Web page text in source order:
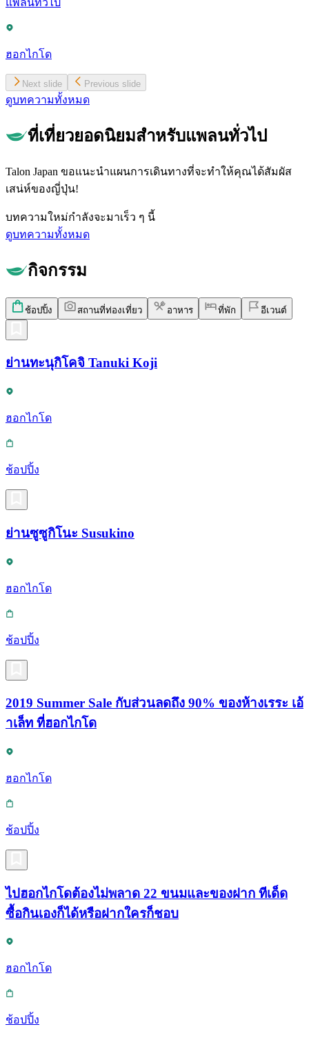
แพลนทั่วไป
ฮอกไกโด
Next slide Previous slide
ดูบทความทั้งหมด
ที่เที่ยวยอดนิยมสำหรับแพลนทั่วไป
Talon Japan ขอแนะนำแผนการเดินทางที่จะทำให้คุณได้สัมผัส
เสน่ห์ของญี่ปุ่น!
บทความใหม่กำลังจะมาเร็ว ๆ นี้
ดูบทความทั้งหมด
กิจกรรม
ช้อปปิ้ง สถานที่ท่องเที่ยว อาหาร ที่พัก อีเวนต์
ย่านทะนุกิโคจิ Tanuki Koji
ฮอกไกโด
ช้อปปิ้ง
ย่านซูซูกิโนะ Susukino
ฮอกไกโด
ช้อปปิ้ง
2019 Summer Sale กับส่วนลดถึง 90% ของห้างเรระ เอ้
าเล็ท ที่ฮอกไกโด
ฮอกไกโด
ช้อปปิ้ง
ไปฮอกไกโดต้องไม่พลาด 22 ขนมและของฝาก ทีเด็ด
ซื้อกินเองก็ได้หรือฝากใครก็ชอบ
ฮอกไกโด
ช้อปปิ้ง